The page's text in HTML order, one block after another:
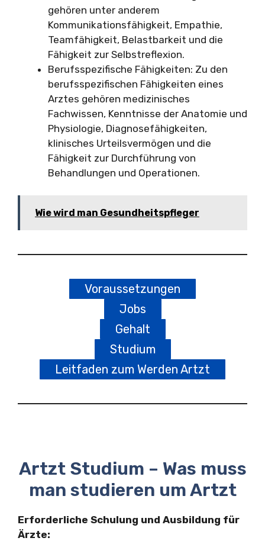
gehören unter anderem
Kommunikationsfähigkeit, Empathie,
Teamfähigkeit, Belastbarkeit und die
Fähigkeit zur Selbstreflexion.
Berufsspezifische Fähigkeiten: Zu den
berufsspezifischen Fähigkeiten eines
Arztes gehören medizinisches
Fachwissen, Kenntnisse der Anatomie und
Physiologie, Diagnosefähigkeiten,
klinisches Urteilsvermögen und die
Fähigkeit zur Durchführung von
Behandlungen und Operationen.
Wie wird man Gesundheitspfleger
Voraussetzungen
Jobs
Gehalt
Studium
Leitfaden zum Werden Artzt
Artzt Studium – Was muss
man studieren um Artzt
Erforderliche Schulung und Ausbildung für
Ärzte: